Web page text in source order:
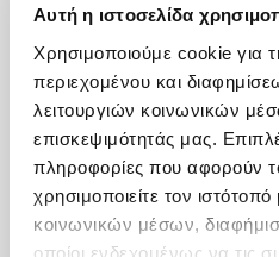
Αυτή η ιστοσελίδα
Χρησιμοποιούμε cookie για
περιεχομένου και
λειτουργιών κοινωνικών
επισκεψιμότητάς μας.
πληροφορίες που αφορούν
χρησιμοποιείτε τον
κοινωνικών μέσων,
οποίοι ενδεχομένως να τις
ΣΤΗ ΧΩΡΑ ΤΩΝ ΒΑΣΚΩΝ